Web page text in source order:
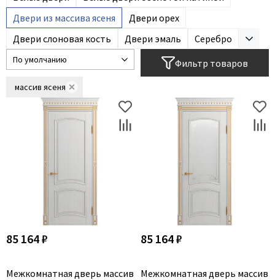
Графит
Дуб
Серые
Орех
Двери Слоновая кость
Коричневые
Двери по RAL/NCS
С черной кромкой
Двухцветные двери
По стоимости
Размеры
По стилю
По применению
Двери из массива ясеня
Двери орех
Двери слоновая кость
Двери эмаль
Серебро
Фильтр товаров
массив ясеня
85 164 ₽
Межкомнатная дверь массив
85 164 ₽
Межкомнатная дверь массив